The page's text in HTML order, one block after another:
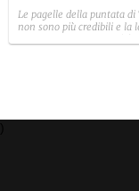
Le pagelle della puntata
non sono più credibili e la